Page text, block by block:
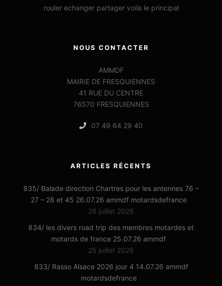
rouler echanger partager voila le principal
NOUS CONTACTER
AMMDF
MAIRIE DE FRESQUIENNES
41 RUE DU CENTRE
76570 FRESQUIENNES
07 49 64 29 40
ARTICLES RÉCENTS
835/ Balade direction Chartres pour les antennes 76 –
27 – 28 et 45 26.07.26 ammdf motardsdefrance
26 juillet 2026
834/ les divers road trip des membres motardes et
motards de france 25.07.26 ammdf
25 juillet 2026
833/ Rasso Alsace 2026 jour 4 14.07.26 ammdf
motardsdefrance